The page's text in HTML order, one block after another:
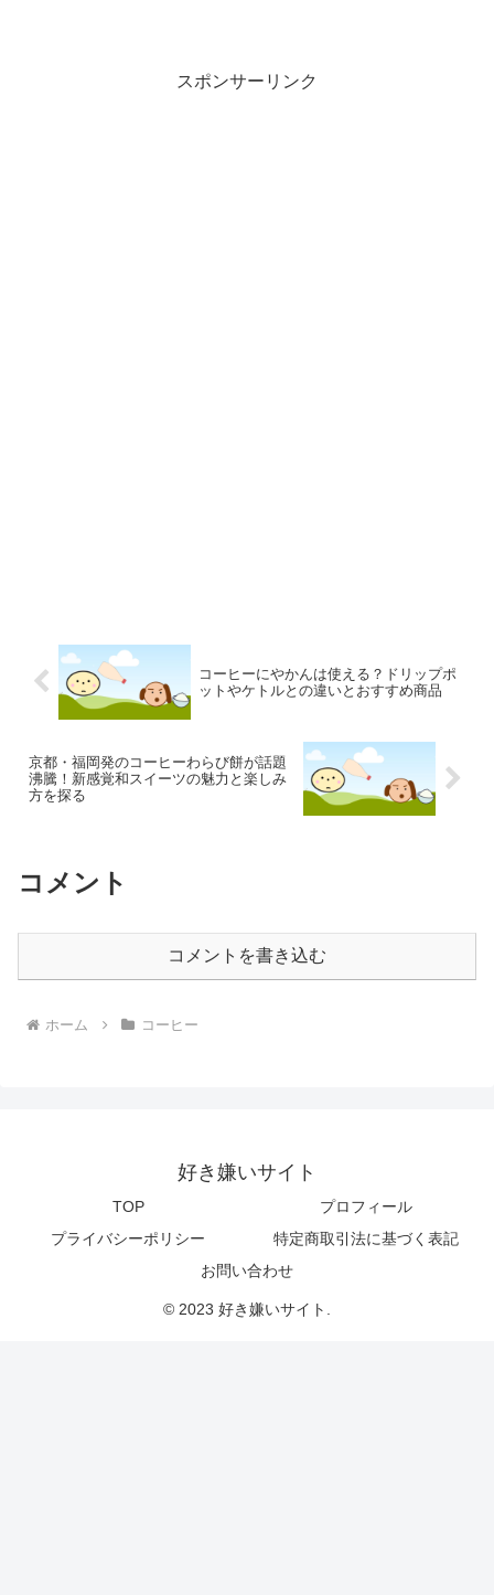
スポンサーリンク
コーヒーにやかんは使える？ドリップポ
ットやケトルとの違いとおすすめ商品
京都・福岡発のコーヒーわらび餅が話題
沸騰！新感覚和スイーツの魅力と楽しみ
方を探る
コメント
コメントを書き込む
ホーム コーヒー
好き嫌いサイト
TOP
プロフィール
プライバシーポリシー
特定商取引法に基づく表記
お問い合わせ
© 2023 好き嫌いサイト.